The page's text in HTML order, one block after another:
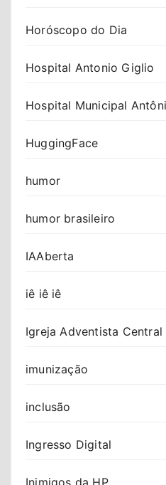
Horóscopo do Dia
Hospital Antonio Giglio
Hospital Municipal
HuggingFace
humor
humor brasileiro
IAAberta
iê iê iê
Igreja Adventista
imunização
inclusão
Ingresso Digital
Inimigos da HP